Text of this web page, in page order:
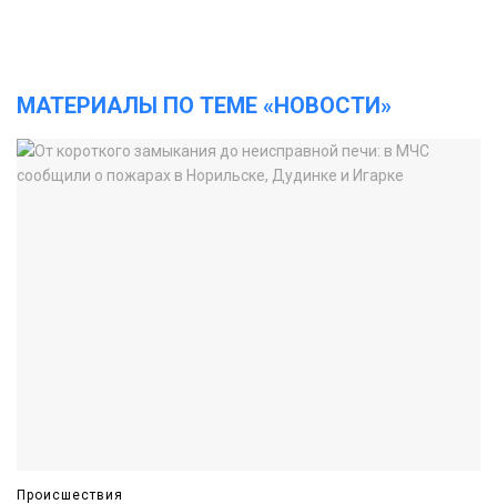
МАТЕРИАЛЫ ПО ТЕМЕ «НОВОСТИ»
Происшествия